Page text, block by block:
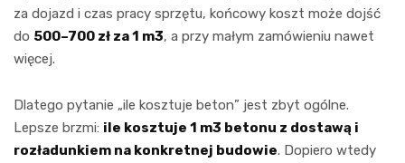
za dojazd i czas pracy sprzętu, końcowy koszt może dojść
do 500–700 zł za 1 m3, a przy małym zamówieniu nawet
więcej.
Dlatego pytanie „ile kosztuje beton” jest zbyt ogólne.
Lepsze brzmi: ile kosztuje 1 m3 betonu z dostawą i
rozładunkiem na konkretnej budowie. Dopiero wtedy